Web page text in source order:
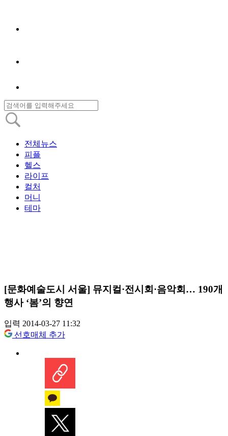
전체뉴스
피플
헬스
라이프
컬처
머니
테마
[문화예술도시 서울] 뮤지컬·전시회·음악회… 190개
행사 ‘봄’의 향연
입력 2014-03-27 11:32
선호매체 추가